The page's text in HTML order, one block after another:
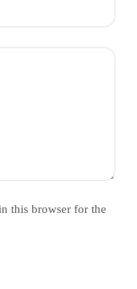
this browser for the